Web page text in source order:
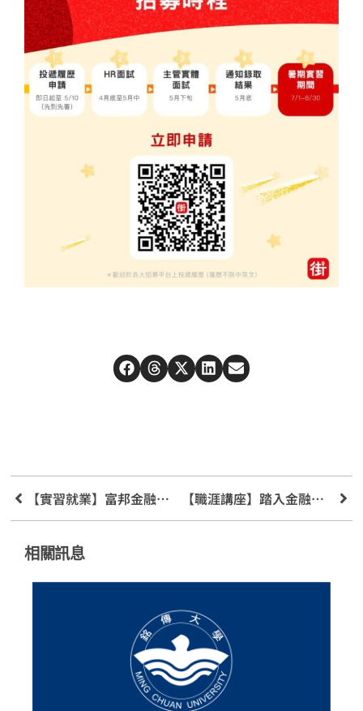
【實習就業】富邦金融集團與群益證券 【職涯講座】踏入金融業你必須知道的事
相關訊息